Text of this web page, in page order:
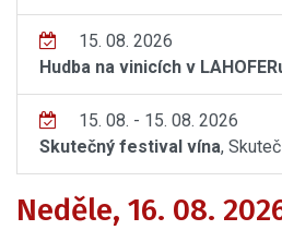
15. 08. 2026
Hudba na vinicích v
15. 08. - 15. 08. 2026
Skutečný festival vína, Skuteč
Neděle, 16. 08.